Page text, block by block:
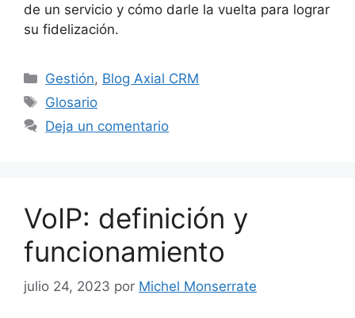
de un servicio y cómo darle la vuelta para lograr
su fidelización.
Categorías
Gestión, Blog Axial CRM
Etiquetas
Glosario
Deja un comentario
VoIP: definición y
funcionamiento
julio 24, 2023 por Michel Monserrate